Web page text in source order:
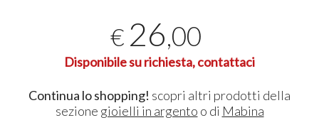
€ 26,00
Disponibile su richiesta, contattaci
Continua lo shopping! scopri altri prodotti della
sezione gioielli in argento o di Mabina